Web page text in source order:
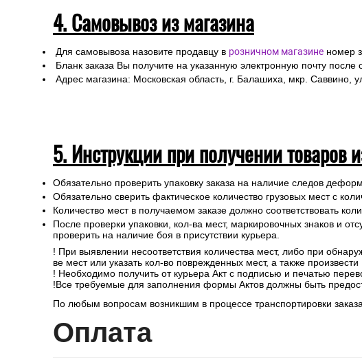
4. Самовывоз из магазина
Для самовывоза назовите продавцу в розничном магазине номер
Бланк заказа Вы получите на указанную электронную почту после
Адрес магазина: Московская область, г. Балашиха, мкр.
5. Инструкции при получении товаров
Обязательно проверить упаковку заказа на наличие следов
Обязательно сверить фактическое количество грузовых мест с
Количество мест в получаемом заказе должно соответствовать
После проверки упаковки, кол-ва мест, маркировочных знаков и
проверить на наличие боя в присутствии курьера.
! При выявлении несоответствия количества мест, либо при
ве мест или указать кол-во поврежденных мест, а также
! Необходимо получить от курьера Акт с подписью и печатью
!Все требуемые для заполнения формы Актов должны быть
По любым вопросам возникшим в процессе транспортировки
Оплата